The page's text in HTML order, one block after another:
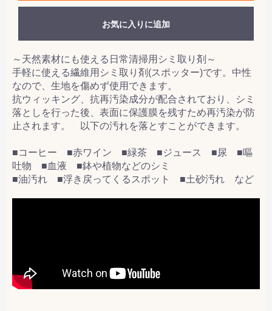
お気に入りに追加
～天然素材にも使える日常清掃用シミ取り剤～
手軽に使える繊維用シミ取り剤(スポッター)です。中性
なので、生地を傷めず使用できます。
抗ウィッキング、抗再汚染成分が配合されており、シミ
落としを行った後、表面に保護膜を残すため再汚染が防
止されます。 以下の汚れを落とすことができます。
■コーヒー ■赤ワイン ■緑茶 ■ジュース ■尿 ■嘔
吐物 ■血液 ■鉢や植物などのシミ
■油汚れ ■浮き戻ってくるスポット ■土砂汚れ など